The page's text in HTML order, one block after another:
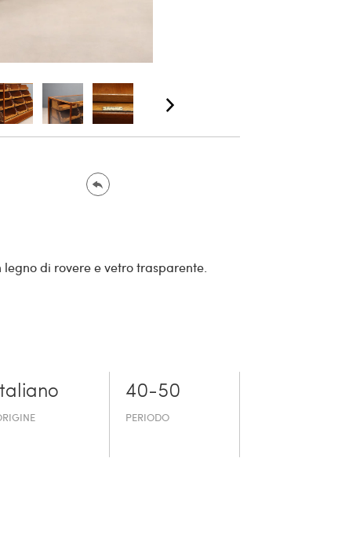
legno di rovere e vetro trasparente.
40-50
PERIODO